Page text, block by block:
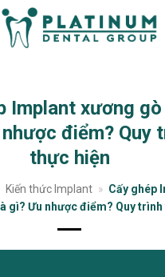
Implant xương
điểm? Quy
thực hiện
Kiến thức Implant » Cấy ghép
gì? Ưu nhược điểm? Quy